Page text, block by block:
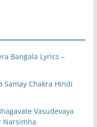
Bangala Lyrics –
Samay Chakra Hindi
Vasudevaya
Narsimha